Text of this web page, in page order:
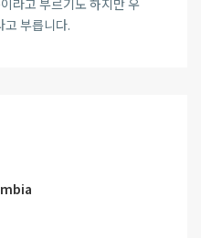
라고 부르기도 하지만 우
부릅니다.